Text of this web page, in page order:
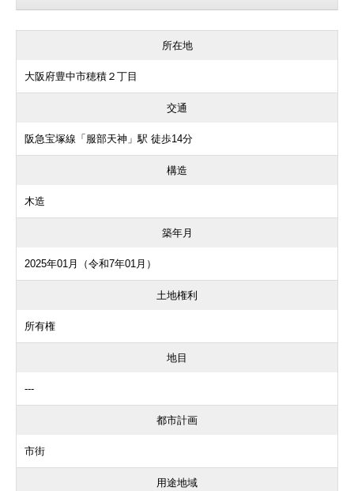
所在地
大阪府豊中市穂積２丁目
交通
阪急宝塚線「服部天神」駅 徒歩14分
構造
木造
築年月
2025年01月（令和7年01月）
土地権利
所有権
地目
---
都市計画
市街
用途地域